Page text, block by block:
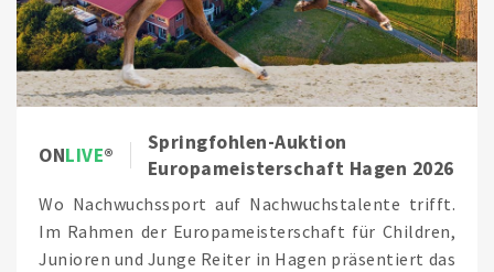
ONLIVE
Springfohlen-Auktion
Europameisterschaft Hagen 2026
Wo Nachwuchssport auf Nachwuchstalente trifft.
Im Rahmen der Europameisterschaft für Children,
Junioren und Junge Reiter in Hagen präsentiert das